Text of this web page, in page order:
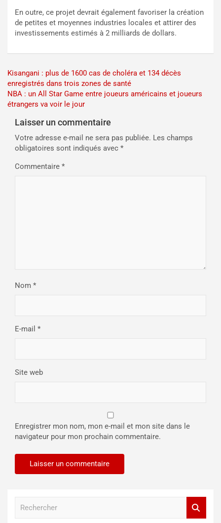
En outre, ce projet devrait également favoriser la création
de petites et moyennes industries locales et attirer des
investissements estimés à 2 milliards de dollars.
Navigation
de
l’article
Kisangani : plus de 1600 cas de choléra et 134 décès
enregistrés dans trois zones de santé
NBA : un All Star Game entre joueurs américains et joueurs
étrangers va voir le jour
Laisser un commentaire
Votre adresse e-mail ne sera pas publiée. Les champs
obligatoires sont indiqués avec *
Commentaire *
Nom *
E-mail *
Site web
Enregistrer mon nom, mon e-mail et mon site dans le
navigateur pour mon prochain commentaire.